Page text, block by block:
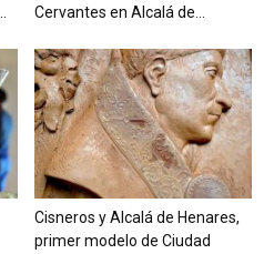
Cervantes en Alcalá de...
Cisneros y Alcalá de Henares,
primer modelo de Ciudad